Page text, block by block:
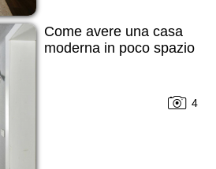
Come avere una casa
moderna in poco spazio
4